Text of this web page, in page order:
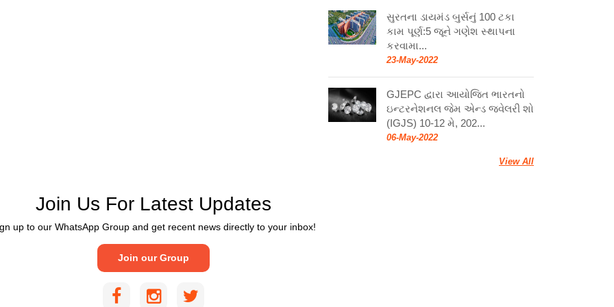
સુરતના ડાયમંડ બુર્સનું 100 ટકા
કામ પૂર્ણ:5 જૂને ગણેશ સ્થાપના
કરવામા...
23-May-2022
GJEPC દ્વારા આયોજિત ભારતનો
ઇન્ટરનેશનલ જેમ એન્ડ જ્વેલરી શો
(IGJS) 10-12 મે, 202...
06-May-2022
View All
Join Us For Latest Updates
up to our WhatsApp Group and get recent news directly to your inbox!
Join our Group